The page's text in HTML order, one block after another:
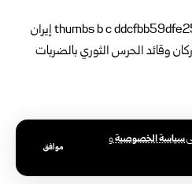
سياسة الخصوصيةو
موافق